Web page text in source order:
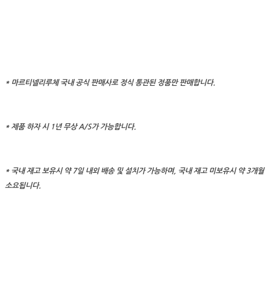
* 마르티넬리루체 국내 공식 판매사로 정식 통관된 정품만 판매합니다.
* 제품 하자 시 1년 무상 A/S가 가능합니다.
* 국내 재고 보유시 약 7일 내외 배송 및 설치가 가능하며, 국내 재고 미보유시 약 3개월
소요됩니다.